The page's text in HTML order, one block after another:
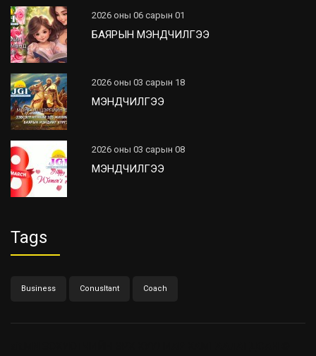
2026 оны 06 сарын 01
БАЯРЫН МЭНДЧИЛГЭЭ
2026 оны 03 сарын 18
МЭНДЧИЛГЭЭ
2026 оны 03 сарын 08
МЭНДЧИЛГЭЭ
Tags
Business Conusltant Coach